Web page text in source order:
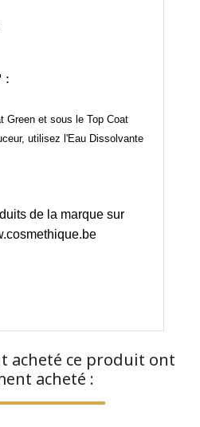
:
Green et sous le Top Coat
utilisez l'Eau Dissolvante
de la marque sur
acheté ce produit ont
acheté :